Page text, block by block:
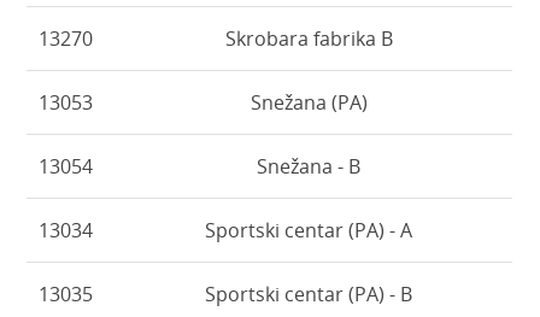
13270 Skrobara fabrika B
13053 Snežana (PA)
13054 Snežana - B
13034 Sportski centar (PA) - A
13035 Sportski centar (PA) - B